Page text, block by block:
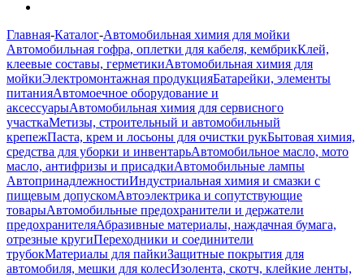
Главная-Каталог-Автомобильная химия для мойки
Автомобильная гофра, оплетки для кабеля, кембрикКлей,
клеевые составы, герметикиАвтомобильная химия для
мойкиЭлектромонтажная продукцияБатарейки, элементы
питанияАвтомоечное оборудование и
аксессуарыАвтомобильная химия для сервисного
участкаМетизы, строительный и автомобильный
крепежПаста, крем и лосьоны для очистки рукБытовая химия,
средства для уборки и инвентарьАвтомобильное масло, мото
масло, антифризы и присадкиАвтомобильные лампы
АвтопринадлежностиИндустриальная химия и смазки с
пищевым допускомАвтоэлектрика и сопутствующие
товарыАвтомобильные предохранители и держатели
предохранителяАбразивные материалы, наждачная бумага,
отрезные кругиПереходники и соединители
трубокМатериалы для пайкиЗащитные покрытия для
автомобиля, мешки для колесИзолента, скотч, клейкие ленты,